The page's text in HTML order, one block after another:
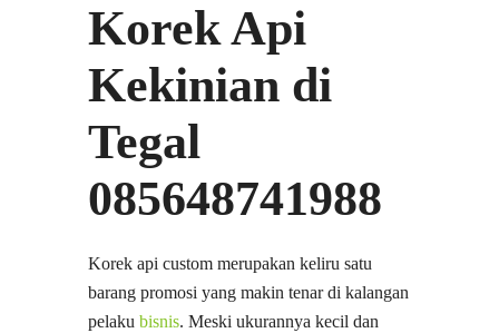
Korek Api
Kekinian di
Tegal
085648741988
Korek api custom merupakan keliru satu
barang promosi yang makin tenar di kalangan
pelaku bisnis. Meski ukurannya kecil dan